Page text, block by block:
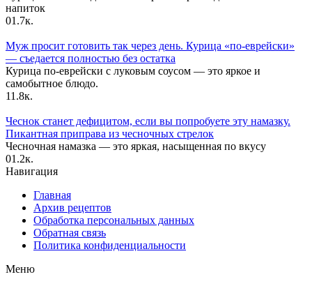
напиток
01.7к.
Муж просит готовить так через день. Курица «по-еврейски»
— съедается полностью без остатка
Курица по-еврейски с луковым соусом — это яркое и
самобытное блюдо.
11.8к.
Чеснок станет дефицитом, если вы попробуете эту намазку.
Пикантная приправа из чесночных стрелок
Чесночная намазка — это яркая, насыщенная по вкусу
01.2к.
Навигация
Главная
Архив рецептов
Обработка персональных данных
Обратная связь
Политика конфиденциальности
Меню